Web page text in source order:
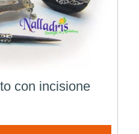
con incisione